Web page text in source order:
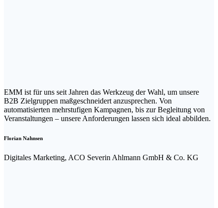
EMM ist für uns seit Jahren das Werkzeug der Wahl, um unsere
B2B Zielgruppen maßgeschneidert anzusprechen. Von
automatisierten mehrstufigen Kampagnen, bis zur Begleitung von
Veranstaltungen – unsere Anforderungen lassen sich ideal abbilden.
Florian Nahnsen
Digitales Marketing, ACO Severin Ahlmann GmbH & Co. KG